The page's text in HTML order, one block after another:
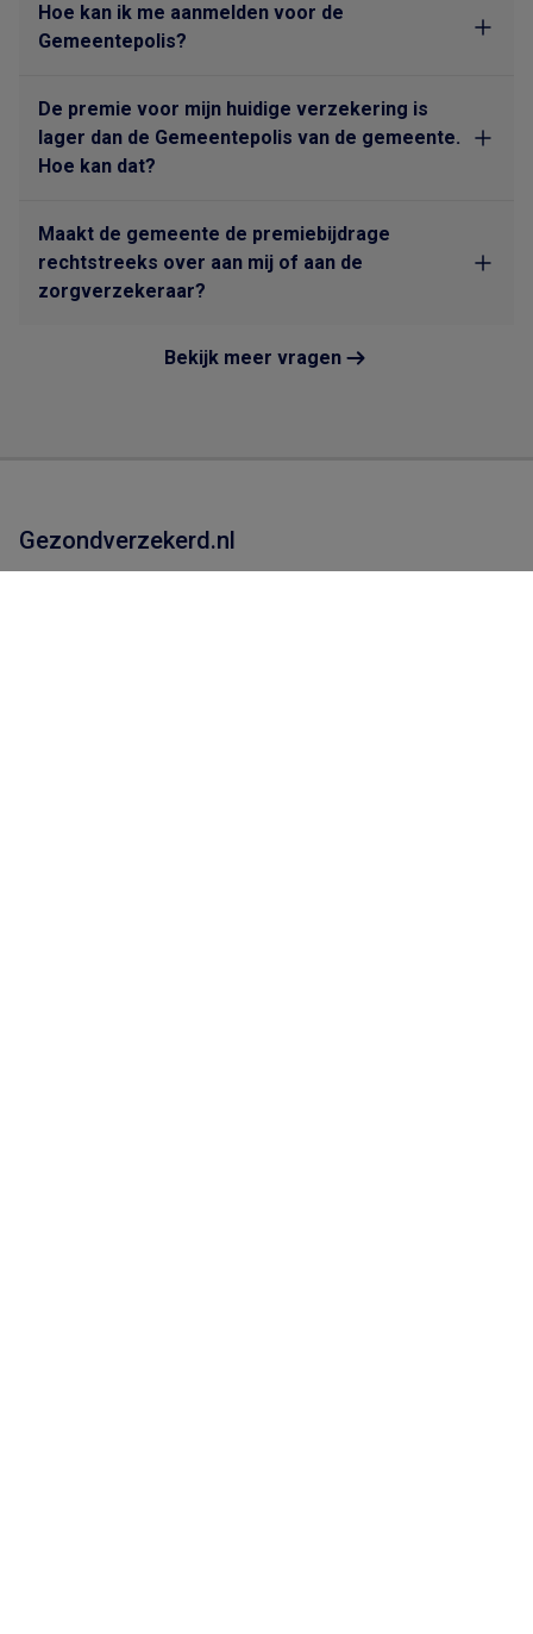
Hoe kan ik me aanmelden voor de
Gemeentepolis?
De premie voor mijn huidige verzekering is
lager dan de Gemeentepolis van de gemeente.
Hoe kan dat?
Maakt de gemeente de premiebijdrage
rechtstreeks over aan mij of aan de
zorgverzekeraar?
Bekijk meer vragen
Gezondverzekerd.nl